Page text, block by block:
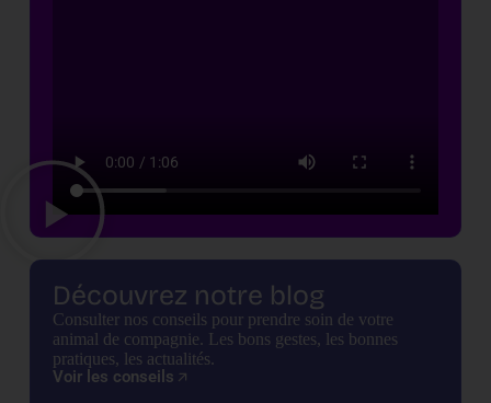
Découvrez notre blog
Consulter nos conseils pour prendre soin de votre
animal de compagnie. Les bons gestes, les bonnes
pratiques, les actualités.
Voir les conseils